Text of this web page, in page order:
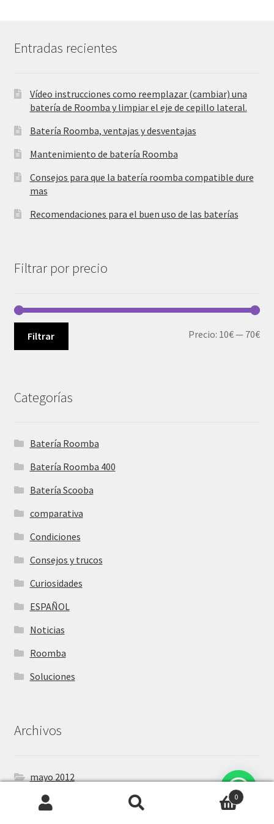
Entradas recientes
Vídeo instrucciones como reemplazar (cambiar) una
batería de Roomba y limpiar el eje de cepillo lateral.
Batería Roomba, ventajas y desventajas
Mantenimiento de batería Roomba
Consejos para que la batería roomba compatible dure
mas
Recomendaciones para el buen uso de las baterías
Filtrar por precio
Filtrar Precio: 10€— 70€
Categorías
Batería Roomba
Batería Roomba 400
Batería Scooba
comparativa
Condiciones
Consejos y trucos
Curiosidades
ESPAÑOL
Noticias
Roomba
Soluciones
Archivos
mayo 2012
junio 2011
0